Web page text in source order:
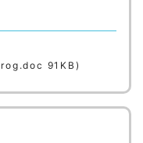
91KB)